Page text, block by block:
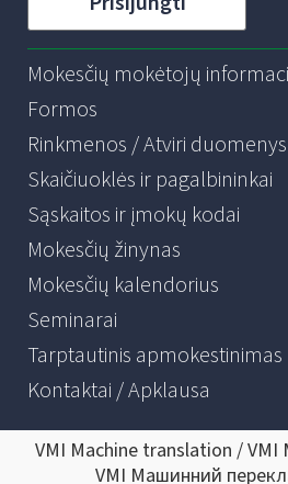
Mokesčių mokėtojų
Formos
Rinkmenos / Atviri duomenys
Skaičiuoklės ir pagalbininkai
Sąskaitos ir įmokų kodai
Mokesčių žinynas
Mokesčių kalendorius
Seminarai
Tarptautinis apmokestinimas
Kontaktai / Apklausa
VMI Machine translation /
VMI Машинний